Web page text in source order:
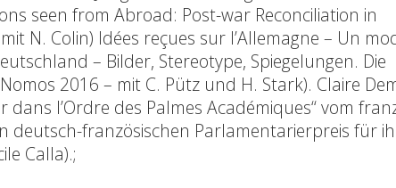
seen from Abroad: Post-war Reconciliation in
N. Colin) Idées reçues sur l’Allemagne – Un
– Bilder, Stereotype, Spiegelungen. Die
2016 – mit C. Pütz und H. Stark). Claire
l’Ordre des Palmes Académiques“ vom
französischen Parlamentarierpreis für
Calla).;